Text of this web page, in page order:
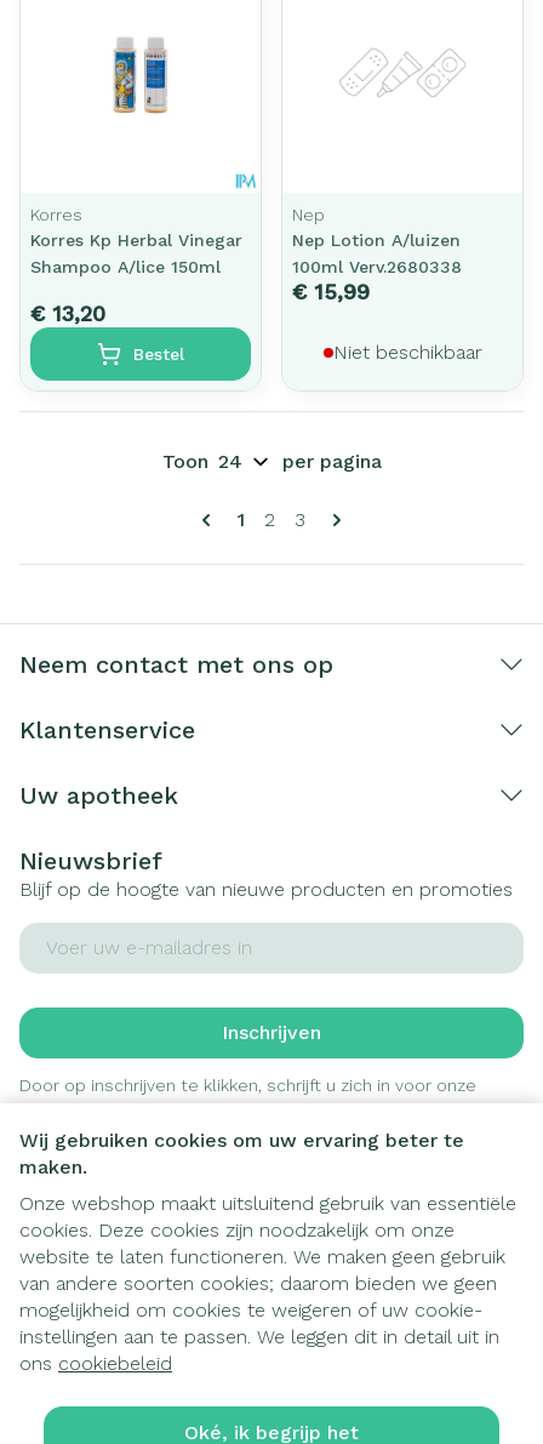
Wij gebruiken cookies om uw ervaring beter te
maken.
Onze webshop maakt uitsluitend gebruik van essentiële
cookies. Deze cookies zijn noodzakelijk om onze
website te laten functioneren. We maken geen gebruik
van andere soorten cookies; daarom bieden we geen
mogelijkheid om cookies te weigeren of uw cookie-
instellingen aan te passen. We leggen dit in detail uit in
ons cookiebeleid
Oké, ik begrijp het
Korres
Korres Kp Herbal Vinegar
Shampoo A/lice 150ml
€ 13,20
Bestel
Nep
Nep Lotion A/luizen
100ml Verv.2680338
€ 15,99
Niet beschikbaar
U lees momenteel pagina
1 Pagina
2 Pagina
3
Toon per pagina
Neem contact met ons op
Klantenservice
Uw apotheek
Nieuwsbrief
Blijf op de hoogte van nieuwe producten en promoties
E-mail adres
Inschrijven
Door op inschrijven te klikken, schrijft u zich in voor onze
nieuwsbrief en gaat u akkoord met onzeprivacy policy.
Juridische links